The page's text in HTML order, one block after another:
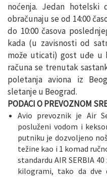
noćenja. Jedan hotelski
obračunaju se od 14:00
do 10:00 časova
kada (u zavisnosti od
može uticati) gost uđe u
računa se trenutak
poletanja aviona iz
sletanje u Beograd.
PODACI O PREVOZNOM
Avio prevoznik je Air
posluženi vodom i
putniku je dozvoljeno
težine kao i 1 komad
standardu AIR SERBIA
kilogrami, tako da dve